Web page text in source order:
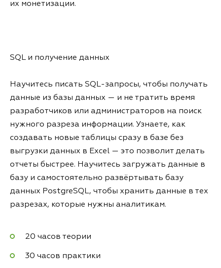
их монетизации.
SQL и получение данных
Научитесь писать SQL-запросы, чтобы получать
данные из базы данных — и не тратить время
разработчиков или администраторов на поиск
нужного разреза информации. Узнаете, как
создавать новые таблицы сразу в базе без
выгрузки данных в Excel — это позволит делать
отчеты быстрее. Научитесь загружать данные в
базу и самостоятельно развёртывать базу
данных PostgreSQL, чтобы хранить данные в тех
разрезах, которые нужны аналитикам.
20 часов теории
30 часов практики